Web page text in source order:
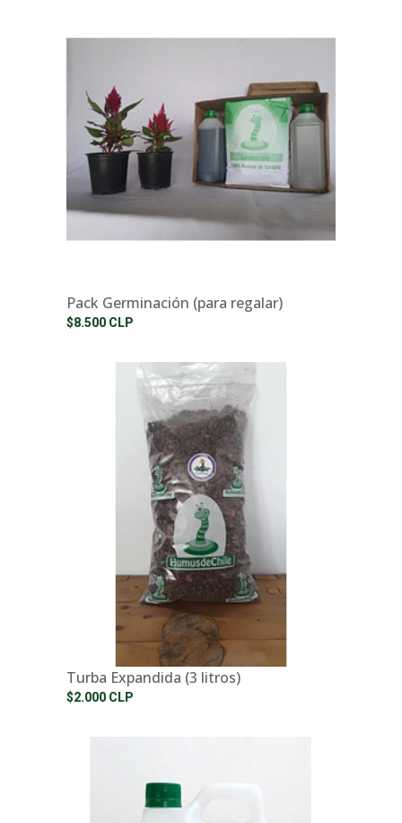
Pack Germinación (para regalar)
$8.500 CLP
Turba Expandida (3 litros)
$2.000 CLP